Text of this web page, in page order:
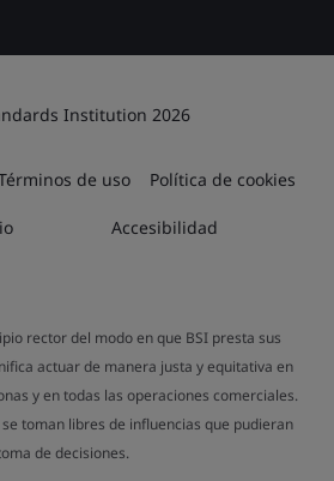
Institution 2026
de uso Política de cookies
Accesibilidad
rector del modo en que BSI presta sus
actuar de manera justa y equitativa en
y en todas las operaciones comerciales.
toman libres de influencias que pudieran
de decisiones.